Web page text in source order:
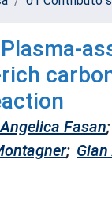
rich
Angelica Fasan;
;